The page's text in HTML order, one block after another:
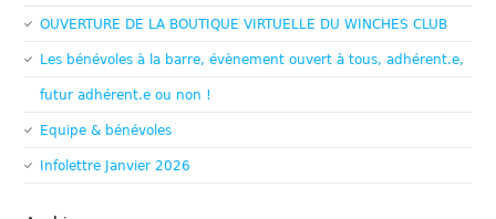
OUVERTURE DE LA BOUTIQUE VIRTUELLE DU WINCHES CLUB
Les bénévoles à la barre, évènement ouvert à tous, adhérent.e,
futur adhérent.e ou non !
Equipe & bénévoles
Infolettre Janvier 2026